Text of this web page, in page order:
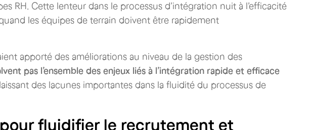
RH. Cette lenteur dans le processus d’intégration nuit à l’efficacité
les équipes de terrain doivent être rapidement
apporté des améliorations au niveau de la gestion des
pas l’ensemble des enjeux liés à l’intégration rapide et efficace
des lacunes importantes dans la fluidité du processus de
fluidifier le recrutement et